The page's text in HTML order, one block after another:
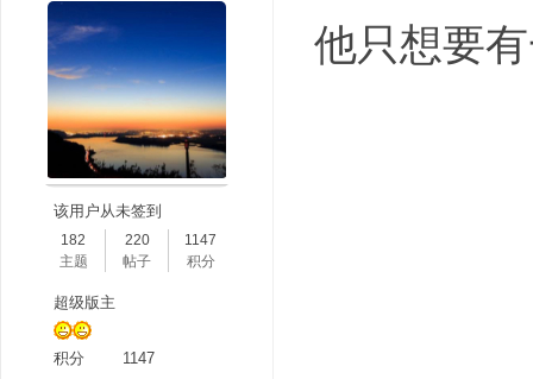
该用户从未签到
182
主题
220
帖子
1147
积分
超级版主
积分 1147
他只想要